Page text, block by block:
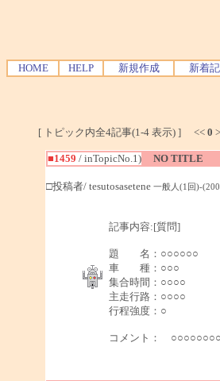
HOME HELP 新規作成 新着
[ トピック内全4記事(1-4 表示) ] << 0
■1459 / inTopicNo.1) NO TITLE
□投稿者/ tesutosasetene 一般人(1回)-
記事内容:[質問]
題 名：○○○○○○
車 種
集合時間：
主走行路：
行程強度：
コメント：